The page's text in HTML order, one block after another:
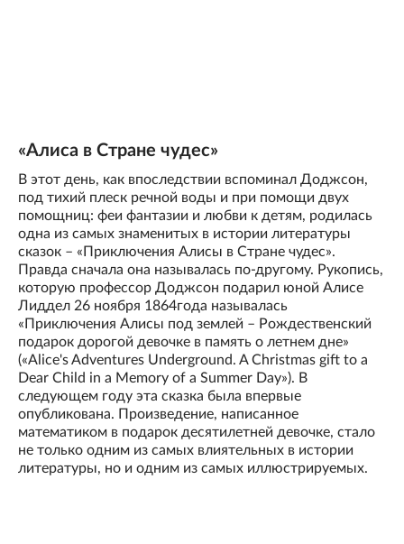
«Алиса в Стране чудес»
В этот день, как впоследствии вспоминал Доджсон,
под тихий плеск речной воды и при помощи двух
помощниц: феи фантазии и любви к детям, родилась
одна из самых знаменитых в истории литературы
сказок – «Приключения Алисы в Стране чудес».
Правда сначала она называлась по-другому. Рукопись,
которую профессор Доджсон подарил юной Алисе
Лиддел 26 ноября 1864года называлась
«Приключения Алисы под землей – Рождественский
подарок дорогой девочке в память о летнем дне»
(«Alice's Adventures Underground. A Christmas gift to a
Dear Child in a Memory of a Summer Day»). В
следующем году эта сказка была впервые
опубликована. Произведение, написанное
математиком в подарок десятилетней девочке, стало
не только одним из самых влиятельных в истории
литературы, но и одним из самых иллюстрируемых.